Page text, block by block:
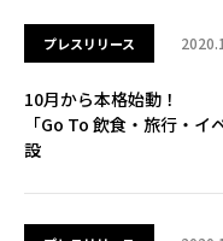
プレスリリース
10月から本格始動！
「Go To 飲食・旅行・
設